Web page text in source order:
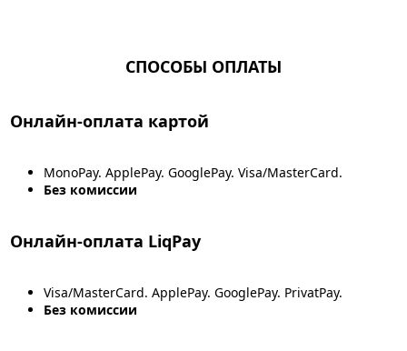
СПОСОБЫ ОПЛАТЫ
Онлайн-оплата картой
MonoPay. ApplePay. GooglePay. Visa/MasterCard.
Без комиссии
Онлайн-оплата LiqPay
Visa/MasterCard. ApplePay. GooglePay. PrivatPay.
Без комиссии